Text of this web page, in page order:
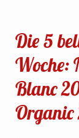
Die 5
Woche:
Blanc
Organic